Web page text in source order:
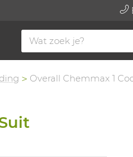
Overall Chemmax 1